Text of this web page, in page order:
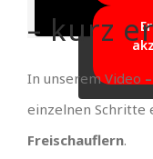
– kurz
In unserem Video
einzelnen Schritte
Freischauflern.